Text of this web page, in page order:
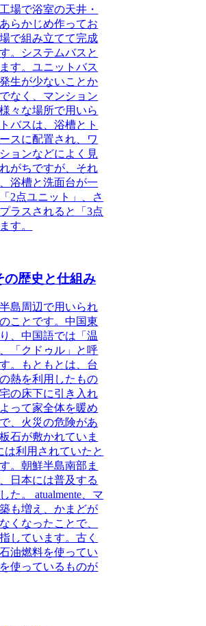
工場で浴室の天井・
らかじめ作ってお
で組み立てて完成
。システムバスと
す。ユニットバス
生が少ないことか
なく、マンション
々な場所で用いら
バスは、浴槽とト
スに配置され、ワ
ョンなどによく見
がちですが、それ
浴槽と洗面台が一
2点ユニット」、さ
ラスされると「3点
す。
の歴史と仕組み
島周辺で用いられ
こと です。中国東
、中国語では「温
「クドゥル」と呼
。もともとは、台
熱を利用したもの
の床下に引き入れ
って家全体を暖め
、火災の危険があ
石が敷かれていま
は利用されていたと
。朝鮮半島南部ま
日本には普及する
た。 atualmente、マ
も増え、かまどが
くなったことで、
しています。古く
油燃料を使ってい
使っているものが